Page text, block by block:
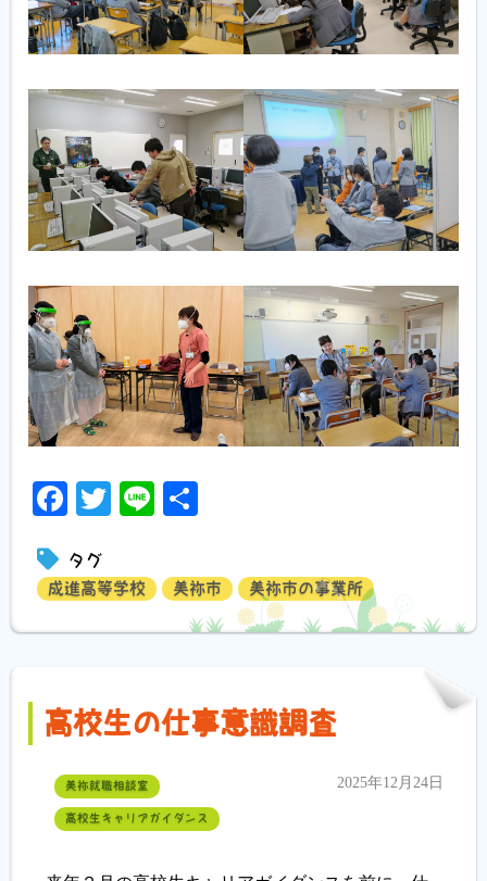
Facebook
Twitter
Line
タグ
成進高等学校 美祢市 美祢市の事業所
高校生の仕事意識調査
美祢就職相談室
高校生キャリアガイダンス
2025年12月24日